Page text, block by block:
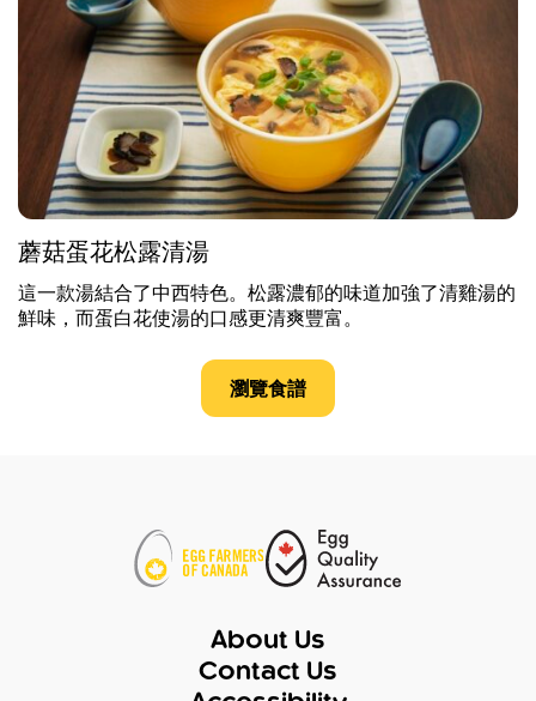
瀏覽食譜
蘑菇蛋花松露清湯
這一款湯結合了中西特色。松露濃郁的味道加強了清雞湯的
鮮味，而蛋白花使湯的口感更清爽豐富。
About Us
Contact Us